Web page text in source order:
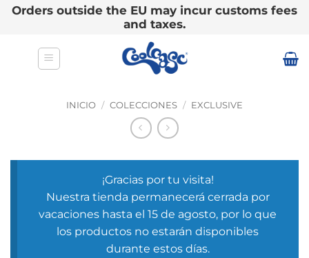
Orders outside the EU may incur customs fees
and taxes.
INICIO / COLECCIONES / EXCLUSIVE
¡Gracias por tu visita!
Nuestra tienda permanecerá cerrada por
vacaciones hasta el 15 de agosto, por lo que
los productos no estarán disponibles
durante estos días.